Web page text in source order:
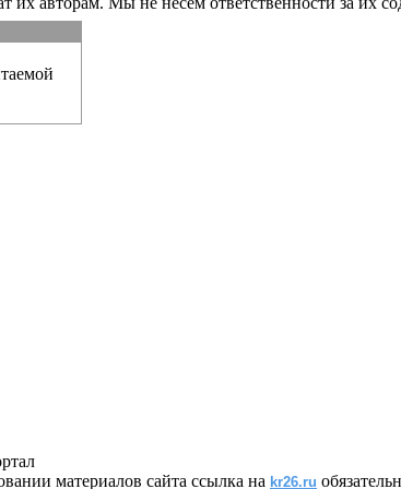
материалов сайта ссылка на kr26.ru